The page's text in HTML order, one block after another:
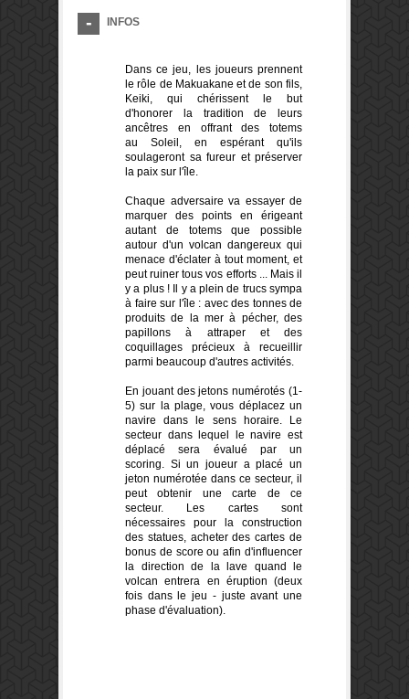
INFOS
Dans ce jeu, les joueurs prennent
le rôle de Makuakane et de son fils,
Keiki, qui chérissent le but
d'honorer la tradition de leurs
ancêtres en offrant des totems
au Soleil, en espérant qu'ils
soulageront sa fureur et préserver
la paix sur l'île.
Chaque adversaire va essayer de
marquer des points en érigeant
autant de totems que possible
autour d'un volcan dangereux qui
menace d'éclater à tout moment, et
peut ruiner tous vos efforts ... Mais il
y a plus ! Il y a plein de trucs sympa
à faire sur l'île : avec des tonnes de
produits de la mer à pécher, des
papillons à attraper et des
coquillages précieux à recueillir
parmi beaucoup d'autres activités.
En jouant des jetons numérotés (1-
5) sur la plage, vous déplacez un
navire dans le sens horaire. Le
secteur dans lequel le navire est
déplacé sera évalué par un
scoring. Si un joueur a placé un
jeton numérotée dans ce secteur, il
peut obtenir une carte de ce
secteur. Les cartes sont
nécessaires pour la construction
des statues, acheter des cartes de
bonus de score ou afin d'influencer
la direction de la lave quand le
volcan entrera en éruption (deux
fois dans le jeu - juste avant une
phase d'évaluation).